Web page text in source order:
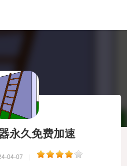
永久免费加速
04-07